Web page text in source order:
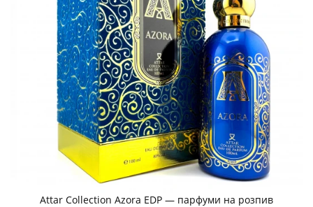
Attar Collection Azora EDP — парфуми на розпив